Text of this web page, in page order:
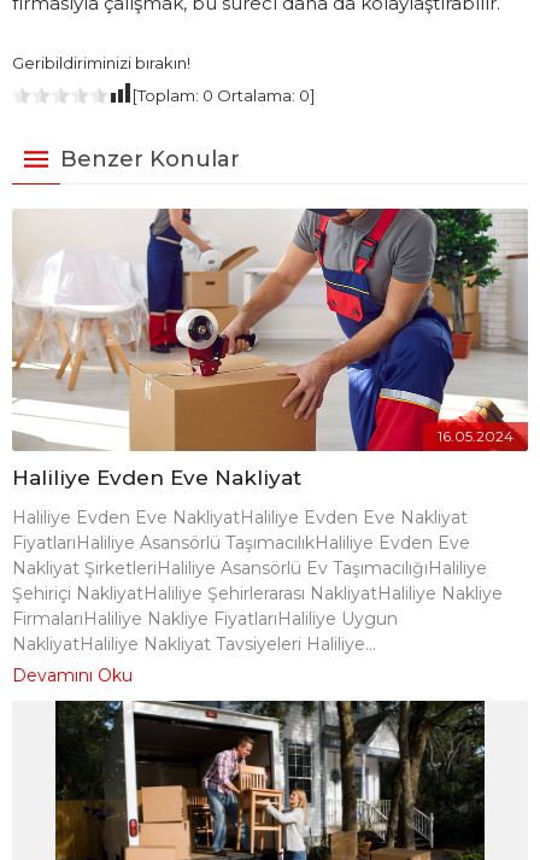
Geribildiriminizi bırakın!
[Toplam: 0 Ortalama: 0]
Benzer Konular
16.05.2024
Haliliye Evden Eve Nakliyat
Haliliye Evden Eve NakliyatHaliliye Evden Eve Nakliyat
FiyatlarıHaliliye Asansörlü TaşımacılıkHaliliye Evden Eve
Nakliyat ŞirketleriHaliliye Asansörlü Ev TaşımacılığıHaliliye
Şehiriçi NakliyatHaliliye Şehirlerarası NakliyatHaliliye Nakliye
FirmalarıHaliliye Nakliye FiyatlarıHaliliye Uygun
NakliyatHaliliye Nakliyat Tavsiyeleri Haliliye...
Devamını Oku